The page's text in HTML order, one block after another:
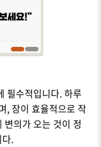
필수적입니다. 하루
, 장이 효율적으로 작
의가 오는 것이 정
.